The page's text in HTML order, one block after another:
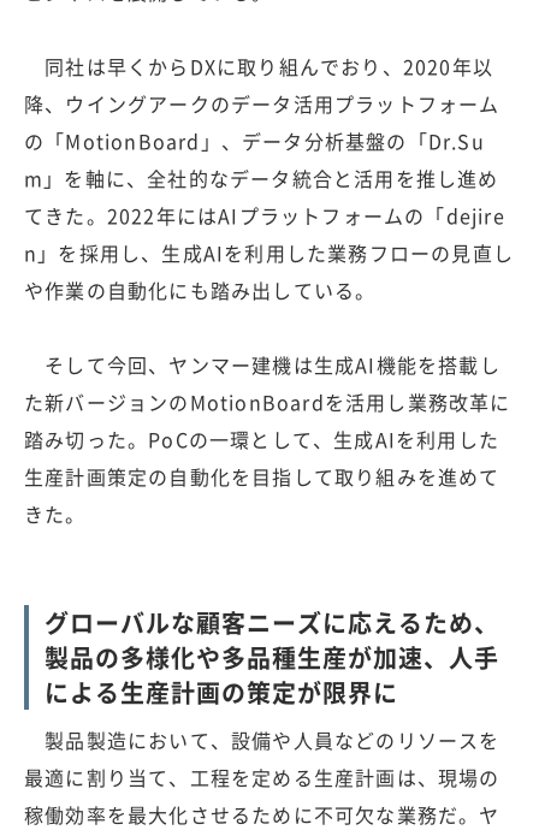
同社は早くからDXに取り組んでおり、2020年以
降、ウイングアークのデータ活用プラットフォーム
の「MotionBoard」、データ分析基盤の「Dr.Su
m」を軸に、全社的なデータ統合と活用を推し進め
てきた。2022年にはAIプラットフォームの「dejire
n」を採用し、生成AIを利用した業務フローの見直し
や作業の自動化にも踏み出している。
そして今回、ヤンマー建機は生成AI機能を搭載し
た新バージョンのMotionBoardを活用し業務改革に
踏み切った。PoCの一環として、生成AIを利用した
生産計画策定の自動化を目指して取り組みを進めて
きた。
グローバルな顧客ニーズに応えるため、
製品の多様化や多品種生産が加速、人手
による生産計画の策定が限界に
製品製造において、設備や人員などのリソースを
最適に割り当て、工程を定める生産計画は、現場の
稼働効率を最大化させるために不可欠な業務だ。ヤ